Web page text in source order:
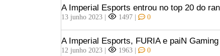
A Imperial Esports entrou no top 20 do
13 junho 2023 | 1497 | 0
A Imperial Esports, FURIA e paiN
12 junho 2023 | 1963 | 0